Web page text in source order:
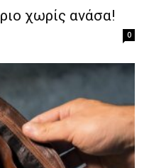
χωρίς ανάσα!
0